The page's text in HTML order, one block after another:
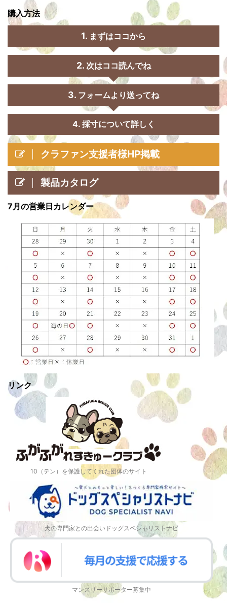
購入方法
まずはココから
次はココ読んでね
フォームより送ってね
4. 採寸について詳しく
クラファン支援者様HP掲載
製品カタログ
7月の営業日カレンダー
リンク
10（テン）を保護してくれた団体のサイト
犬の専門家との出会いドッグスペシャリストナビ
マンスリーサポーター募集中